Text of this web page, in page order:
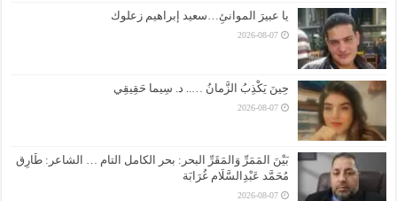
يا عبيرَ الموانئِ…سعيد إبراهيم زعلوك
2026-08-07
حِينَ يَكْذِبُ الزَّمانُ ….. د. سِيما حَقِيقِي
2026-08-07
بَيْنَ المَمَرِّ وَالمَقَرِّ البحر: بحر الكامل التام … الشاعر: طَارِق
مُحَمَّد عَبْدِالسَّلَام غُرَابَة
2026-08-07